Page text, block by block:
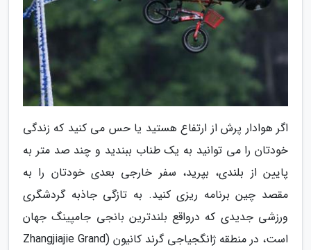
اگر هوادار پرش از ارتفاع هستید یا حس می کنید که زندگی
خودتان را می توانید به یک طناب ببندید و چند صد متر به
پایین از بلندی، بپرید، سفر خارجی بعدی خودتان را به
مقصد چین برنامه ریزی کنید. به تازگی جاذبه گردشگری
ورزشی جدیدی که درواقع بلندترین بانجی جامپینگ جهان
است، در منطقه ژانگجیاجی گرند کانیون (Zhangjiajie Grand